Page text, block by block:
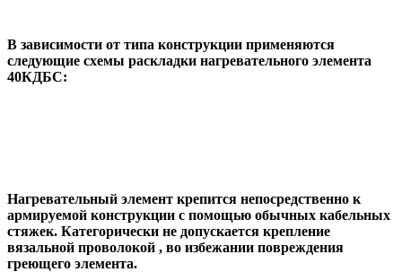
В зависимости от типа конструкции применяются
следующие схемы раскладки нагревательного элемента
40КДБС:
Нагревательный элемент крепится непосредственно к
армируемой конструкции с помощью обычных кабельных
стяжек. Категорически не допускается крепление
вязальной проволокой , во избежании повреждения
греющего элемента.